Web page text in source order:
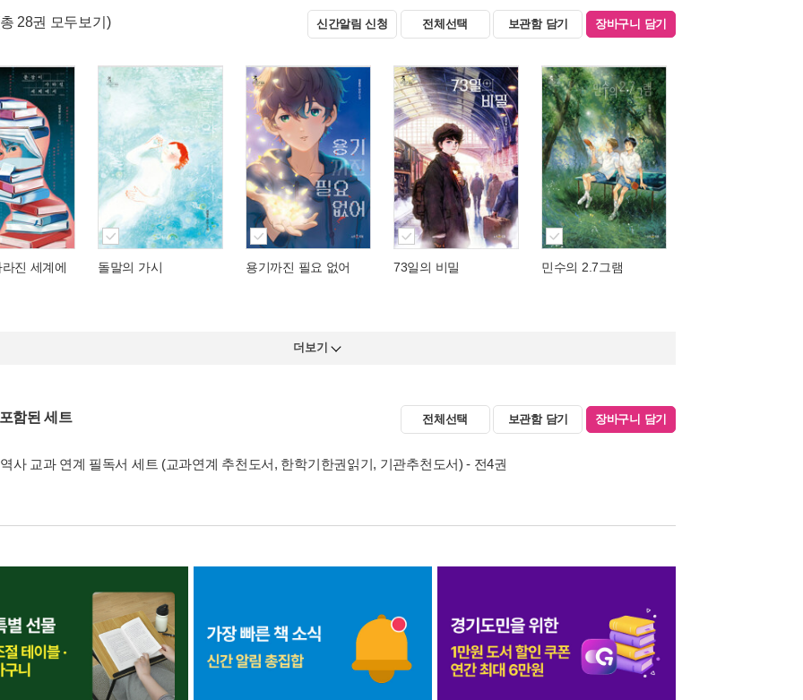
28권 모두보기) 신간알림 신청 전체선택 보관함 담기 장바구니 담기
진 세계에 돌말의 가시 용기까진 필요 없어 73일의 비밀 민수의 2.7그램
더보기
함된 세트 전체선택 보관함 담기 장바구니 담기
사 교과 연계 필독서 세트 (교과연계 추천도서, 한학기한권읽기, 기관추천도서) - 전4권